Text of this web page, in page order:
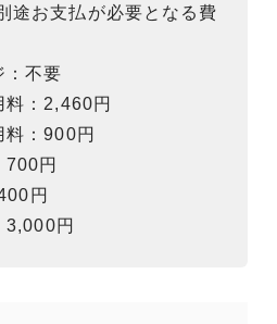
途お支払が必要となる費
：不要
料：2,460円
料：900円
700円
円
3,000円